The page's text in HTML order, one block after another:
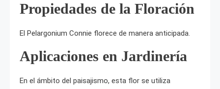
Propiedades de la Floración
El Pelargonium Connie florece de manera anticipada.
Aplicaciones en Jardinería
En el ámbito del paisajismo, esta flor se utiliza